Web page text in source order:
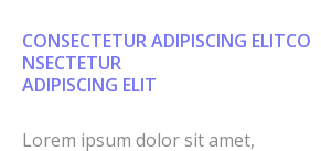
CONSECTETUR ADIPISCING ELITCO
NSECTETUR
ADIPISCING ELIT
Lorem ipsum dolor sit amet,